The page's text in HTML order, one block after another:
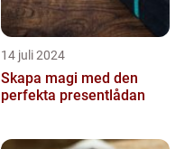
14 juli 2024
Skapa magi med den
perfekta presentlådan